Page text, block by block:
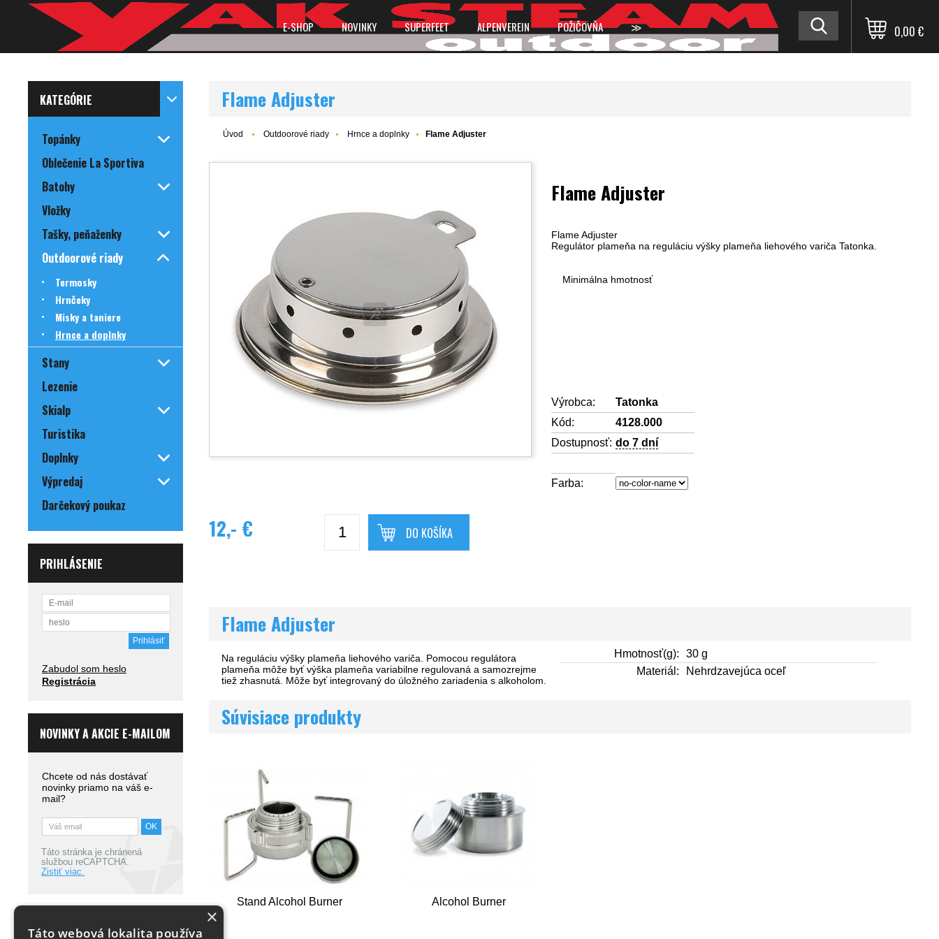
E-SHOP NOVINKY SUPERFEET ALPENVEREIN POŽIČOVŇA ≫ 0,00 €
KATEGÓRIE
Topánky
Oblečenie La Sportiva
Batohy
Vložky
Tašky, peňaženky
Outdoorové riady
Termosky
Hrnčeky
Misky a taniere
Hrnce a doplnky
Stany
Lezenie
Skialp
Turistika
Doplnky
Výpredaj
Darčekový poukaz
PRIHLÁSENIE
Zabudol som heslo
Registrácia
NOVINKY A AKCIE E-MAILOM
Chcete od nás dostávať
novinky priamo na váš e-
mail?
Táto stránka je chránená
službou reCAPTCHA.
Zistiť viac.
Flame Adjuster
Úvod Outdoorové riady Hrnce a doplnky Flame Adjuster
Flame Adjuster
Flame Adjuster
Regulátor plameňa na reguláciu výšky plameňa liehového variča Tatonka.
Minimálna hmotnosť
Výrobca:
Tatonka
Kód:
4128.000
Dostupnosť: do 7 dní
Farba:
12,- € DO KOŠÍKA
Flame Adjuster
Na reguláciu výšky plameňa liehového variča. Pomocou regulátora
plameňa môže byť výška plameňa variabilne regulovaná a samozrejme
tiež zhasnutá. Môže byť integrovaný do úložného zariadenia s alkoholom.
Hmotnosť(g):
30 g
Materiál:
Nehrdzavejúca oceľ
Súvisiace produkty
Stand Alcohol Burner Alcohol Burner
×
Táto webová lokalita používa